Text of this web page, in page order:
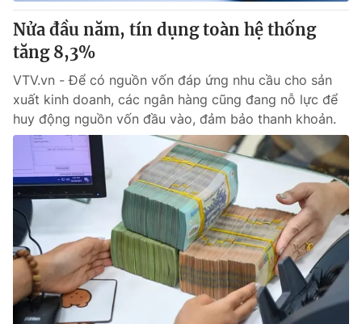
VTV4 Vươn mình bằng AI
VTV9
Liên hệ tòa soạn English
THỜI BÁO VTV
Theo dõi báo trên
Cơ quan chủ quản:Đài Truyền hình Việt Nam
Cơ quan báo chí:
Thời báo VTV
Nửa đầu năm, tín dụng toàn hệ thống
tăng 8,3%
VTV.vn - Để có nguồn vốn đáp ứng nhu cầu cho sản
xuất kinh doanh, các ngân hàng cũng đang nỗ lực để
huy động nguồn vốn đầu vào, đảm bảo thanh khoản.